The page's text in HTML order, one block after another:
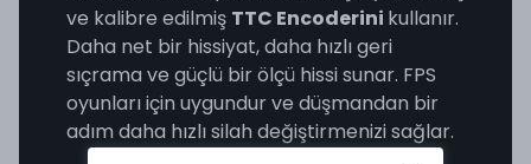
ve kalibre edilmiş TTC Encoderini kullanır.
Daha net bir hissiyat, daha hızlı geri
sıçrama ve güçlü bir ölçü hissi sunar. FPS
oyunları için uygundur ve düşmandan bir
adım daha hızlı silah değiştirmenizi sağlar.